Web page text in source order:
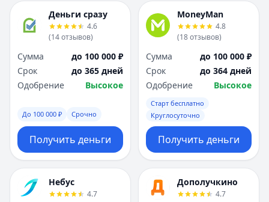
Ростов-на-Дону
Рязань
Самара
Санкт-Петербург
Севастополь
Сочи
Сургут
Т
Тверь
Тольятти
Томск
Ростов-на-Дону
Рязань
Самара
Санкт-Петербург
Севастополь
Сочи
Сургут
Т
Тверь
Тольятти
Томск
Деньги сразу
4.6
(14отзывов)
Сумма
до 100 000 ₽
Срок
до 365 дней
Одобрение
Высокое
До 100 000 ₽ Срочно
Получить деньги
MoneyMan
4.8
(18отзывов)
Сумма
до 100 000 ₽
Срок
до 364 дней
Одобрение
Высокое
Старт бесплатно
Круглосуточно
Получить деньги
Небус
4.7
Дополучкино
4.7